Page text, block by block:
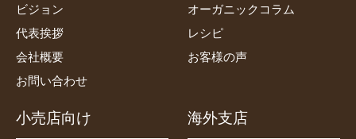
ビジョン
代表挨拶
会社概要
お問い合わせ
オーガニックコラム
レシピ
お客様の声
小売店向け 海外支店